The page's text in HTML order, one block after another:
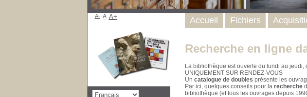
Recherche en ligne
La bibliothèque est ouverte du lundi au
UNIQUEMENT SUR RENDEZ-VOUS
Un catalogue de doubles présente les
Par ici, quelques conseils pour la recherche
bibliothèque (et tous les ouvrages depuis
Accueil Fichiers
A- A A+